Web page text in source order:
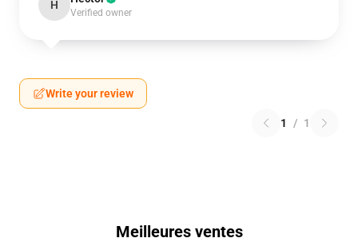
H
Verified owner
Write your review
1 / 1
Meilleures ventes